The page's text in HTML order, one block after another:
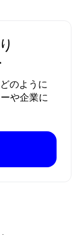
のように
や企業に